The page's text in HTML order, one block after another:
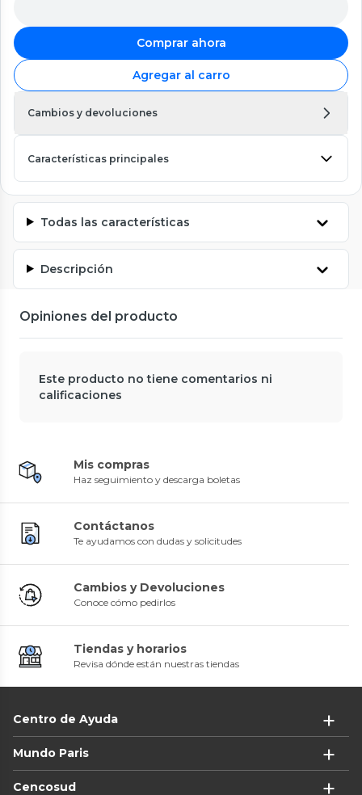
Comprar ahora
Agregar al carro
Cambios y devoluciones
Características principales
Todas las características
Descripción
Opiniones del producto
Este producto no tiene comentarios ni
calificaciones
Mis compras
Haz seguimiento y descarga boletas
Contáctanos
Te ayudamos con dudas y solicitudes
Cambios y Devoluciones
Conoce cómo pedirlos
Tiendas y horarios
Revisa dónde están nuestras tiendas
Centro de Ayuda
Mundo Paris
Cencosud